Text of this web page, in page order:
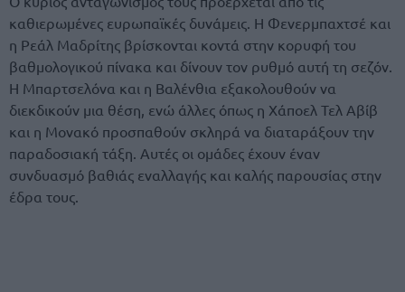
καθιερωμένες ευρωπαϊκές δυνάμεις. Η Φενερμπαχτσέ και
η Ρεάλ Μαδρίτης βρίσκονται κοντά στην κορυφή του
βαθμολογικού πίνακα και δίνουν τον ρυθμό αυτή τη σεζόν.
Η Μπαρτσελόνα και η Βαλένθια εξακολουθούν να
διεκδικούν μια θέση, ενώ άλλες όπως η Χάποελ Τελ Αβίβ
και η Μονακό προσπαθούν σκληρά να διαταράξουν την
παραδοσιακή τάξη. Αυτές οι ομάδες έχουν έναν
συνδυασμό βαθιάς εναλλαγής και καλής παρουσίας στην
έδρα τους.